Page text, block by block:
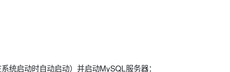
统启动时自动启动）并启动MySQL服务器：